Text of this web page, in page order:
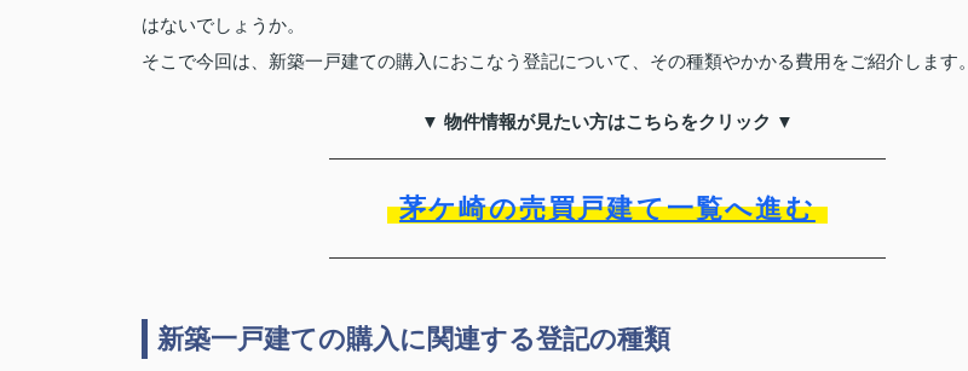
はないでしょうか。
そこで今回は、新築一戸建ての購入におこなう登記について、その種類やかかる費用をご紹介します。
▼ 物件情報が見たい方はこちらをクリック ▼
茅ケ崎の売買戸建て一覧へ進む
新築一戸建ての購入に関連する登記の種類